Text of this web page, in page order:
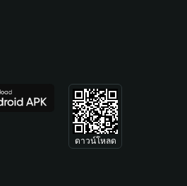
ดาวน์โหลด